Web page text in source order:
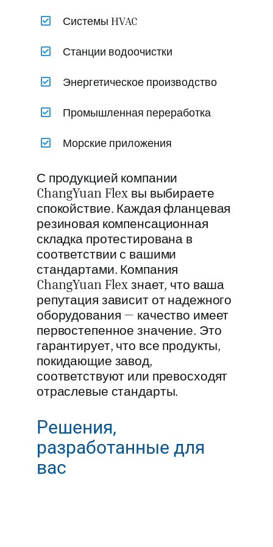
Системы HVAC
Станции водоочистки
Энергетическое производство
Промышленная переработка
Морские приложения
С продукцией компании
ChangYuan Flex вы выбираете
спокойствие. Каждая фланцевая
резиновая компенсационная
складка протестирована в
соответствии с вашими
стандартами. Компания
ChangYuan Flex знает, что ваша
репутация зависит от надежного
оборудования — качество имеет
первостепенное значение. Это
гарантирует, что все продукты,
покидающие завод,
соответствуют или превосходят
отраслевые стандарты.
Решения,
разработанные для
вас